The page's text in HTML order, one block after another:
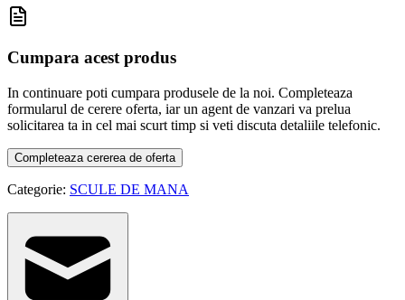
Cumpara acest produs
In continuare poti cumpara produsele de la noi. Completeaza
formularul de cerere oferta, iar un agent de vanzari va prelua
solicitarea ta in cel mai scurt timp si veti discuta detaliile telefonic.
Completeaza cererea de oferta
Categorie: SCULE DE MANA